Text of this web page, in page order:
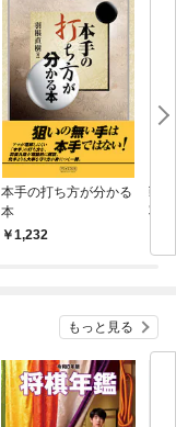
本手の打ち方が分かる
本
1,232
戦
羽
もっと見る